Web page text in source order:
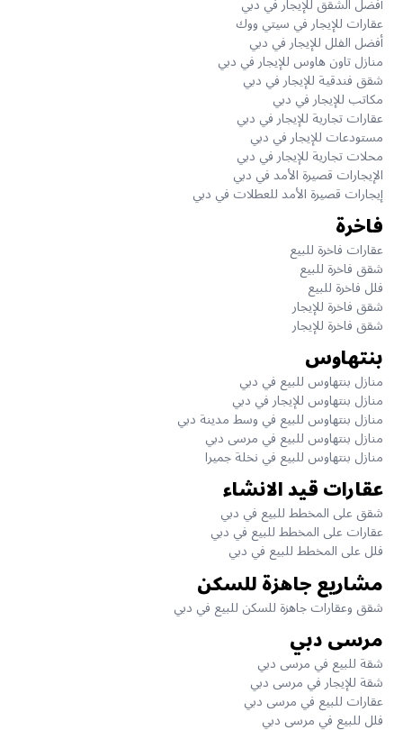
عقارات للإيجار في سيتي ووك
أفضل الفلل للإيجار في دبي
منازل تاون هاوس للإيجار في دبي
شقق فندقية للإيجار في دبي
مكاتب للإيجار في دبي
عقارات تجارية للإيجار في دبي
مستودعات للإيجار في دبي
محلات تجارية للإيجار في دبي
الإيجارات قصيرة الأمد في دبي
إيجارات قصيرة الأمد للعطلات في دبي
فاخرة
عقارات فاخرة للبيع
شقق فاخرة للبيع
فلل فاخرة للبيع
شقق فاخرة للإيجار
شقق فاخرة للإيجار
بنتهاوس
منازل بنتهاوس للبيع في دبي
منازل بنتهاوس للإيجار في دبي
منازل بنتهاوس للبيع في وسط مدينة دبي
منازل بنتهاوس للبيع في مرسى دبي
منازل بنتهاوس للبيع في نخلة جميرا
عقارات قيد الانشاء
شقق على المخطط للبيع في دبي
عقارات على المخطط للبيع في دبي
فلل على المخطط للبيع في دبي
مشاريع جاهزة للسكن
شقق وعقارات جاهزة للسكن للبيع في دبي
مرسى دبي
شقة للبيع في مرسى دبي
شقة للإيجار في مرسى دبي
عقارات للبيع في مرسى دبي
فلل للبيع في مرسى دبي